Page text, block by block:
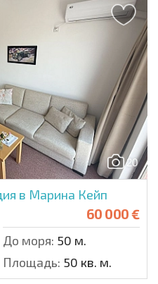
20
в Марина Кейп
60 000 €
До моря: 50 м.
Площадь: 50 кв. м.